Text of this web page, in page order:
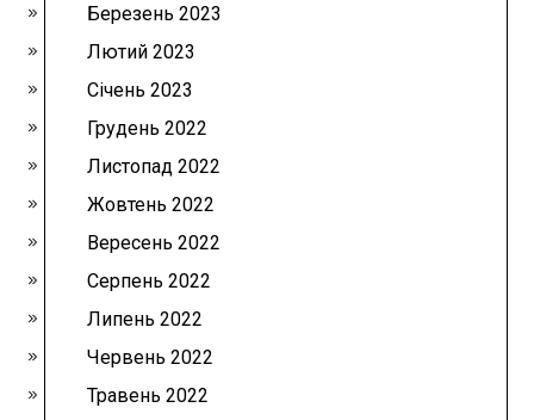
Березень 2023
Лютий 2023
Січень 2023
Грудень 2022
Листопад 2022
Жовтень 2022
Вересень 2022
Серпень 2022
Липень 2022
Червень 2022
Травень 2022